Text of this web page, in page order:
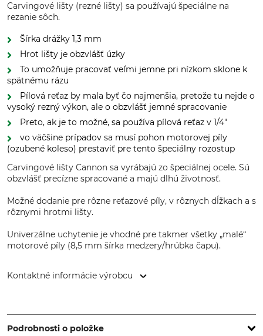
Carvingové lišty (rezné lišty) sa používajú špeciálne na
rezanie sôch.
Šírka drážky 1,3 mm
Hrot lišty je obzvlášť úzky
To umožňuje pracovať veľmi jemne pri nízkom sklone k
spätnému rázu
Pílová reťaz by mala byť čo najmenšia, pretože tu nejde o
vysoký rezný výkon, ale o obzvlášť jemné spracovanie
Preto, ak je to možné, sa používa pílová reťaz v 1/4"
vo väčšine prípadov sa musí pohon motorovej píly
(ozubené koleso) prestaviť pre tento špeciálny rozostup
Carvingové lišty Cannon sa vyrábajú zo špeciálnej ocele. Sú
obzvlášť precízne spracované a majú dlhú životnosť.
Možné dodanie pre rôzne reťazové píly, v rôznych dĺžkach a s
rôznymi hrotmi lišty.
Univerzálne uchytenie je vhodné pre takmer všetky „malé“
motorové píly (8,5 mm šírka medzery/hrúbka čapu).
Kontaktné informácie výrobcu
www.grube.de
Podrobnosti o položke